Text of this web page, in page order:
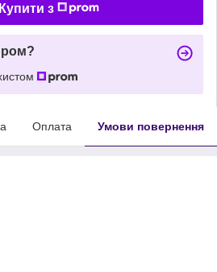
Купити з
Оплата Умови повернення